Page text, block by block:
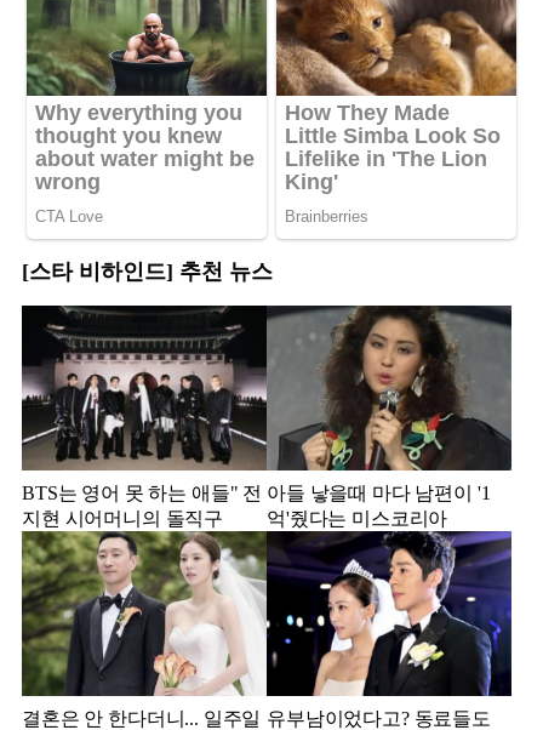
[스타 비하인드] 추천 뉴스
BTS는 영어 못 하는 애들" 전
지현 시어머니의 돌직구
아들 낳을때 마다 남편이 '1
억'줬다는 미스코리아
결혼은 안 한다더니... 일주일 유부남이었다고? 동료들도